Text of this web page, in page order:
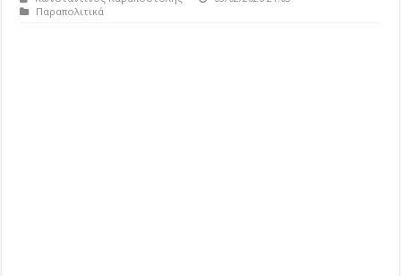
Παραπολιτικά